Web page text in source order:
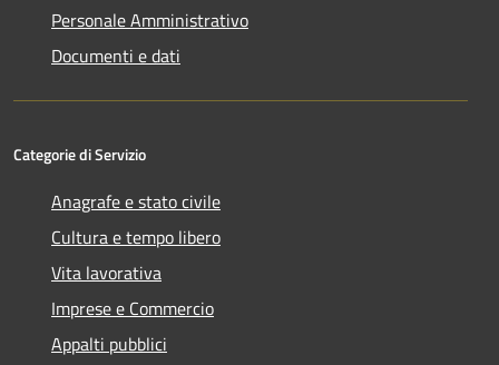
Personale Amministrativo
Documenti e dati
Categorie di Servizio
Anagrafe e stato civile
Cultura e tempo libero
Vita lavorativa
Imprese e Commercio
Appalti pubblici